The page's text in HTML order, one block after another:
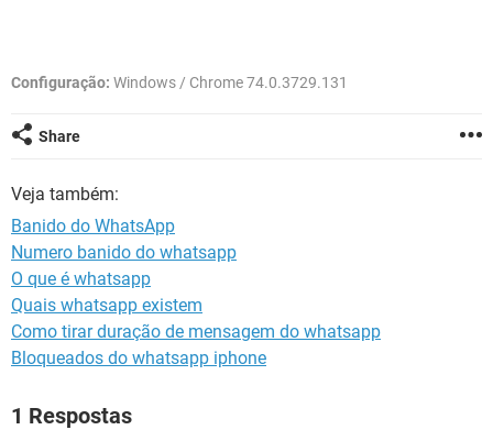
GUIA DE COMPRAS
Configuração: Windows / Chrome 74.0.3729.131
Share
Veja também:
Banido do WhatsApp
Numero banido do whatsapp
O que é whatsapp
Quais whatsapp existem
Como tirar duração de mensagem do whatsapp
Bloqueados do whatsapp iphone
1 Respostas